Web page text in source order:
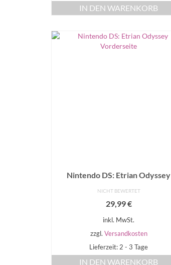
IN DEN WARENKORB
Nintendo DS: Etrian Odyssey
NICHT BEWERTET
29,99€
inkl. MwSt.
zzgl. Versandkosten
Lieferzeit: 2 - 3 Tage
IN DEN WARENKORB